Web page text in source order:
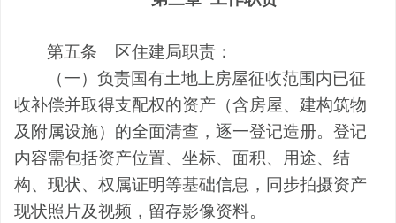
第五条
区住建局职责：
（一）负责国有土地上房屋征收范围内已征
收补偿并取得支配权的资产（含房屋、建构筑物
及附属设施）的全面清查，逐一登记造册。登记
内容需包括资产位置、坐标、面积、用途、结
构、现状、权属证明等基础信息，同步拍摄资产
现状照片及视频，留存影像资料。